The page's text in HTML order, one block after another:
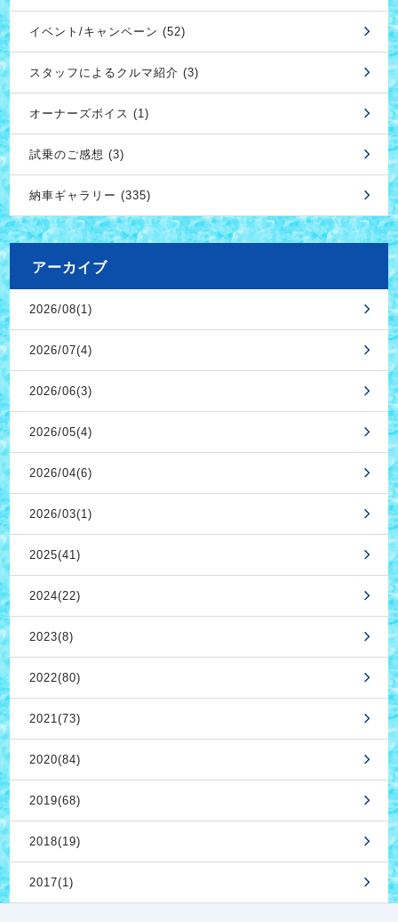
イベント/キャンペーン (52)
スタッフによるクルマ紹介 (3)
オーナーズボイス (1)
試乗のご感想 (3)
納車ギャラリー (335)
アーカイブ
2026/08(1)
2026/07(4)
2026/06(3)
2026/05(4)
2026/04(6)
2026/03(1)
2025(41)
2024(22)
2023(8)
2022(80)
2021(73)
2020(84)
2019(68)
2018(19)
2017(1)